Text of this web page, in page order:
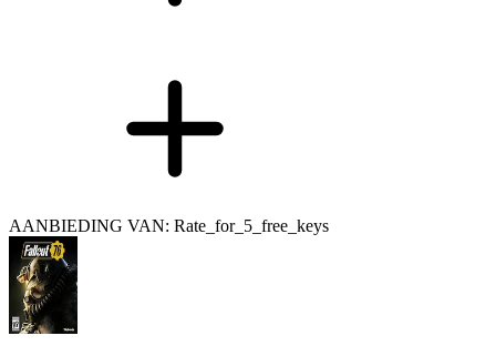
AANBIEDING VAN: Rate_for_5_free_keys